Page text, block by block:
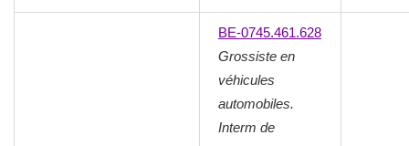
BE-0745.461.628
Grossiste en
véhicules
automobiles.
Interm de